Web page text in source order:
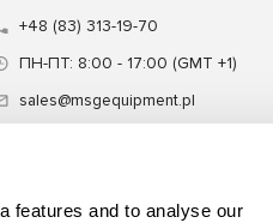
features and to analyse our
+48 (83) 313-19-70
ПН-ПТ: 8:00 - 17:00 (GMT +1)
sales@msgequipment.pl